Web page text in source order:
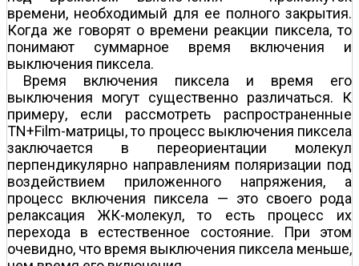
времени, необходимый для ее полного закрытия.
Когда же говорят о времени реакции пиксела, то
понимают суммарное время включения и
выключения пиксела.
Время включения пиксела и время его
выключения могут существенно различаться. К
примеру, если рассмотреть распространенные
TN+Film-матрицы, то процесс выключения пиксела
заключается в переориентации молекул
перпендикулярно направлениям поляризации под
воздействием приложенного напряжения, а
процесс включения пиксела — это своего рода
релаксация ЖК-молекул, то есть процесс их
перехода в естественное состояние. При этом
очевидно, что время выключения пиксела меньше,